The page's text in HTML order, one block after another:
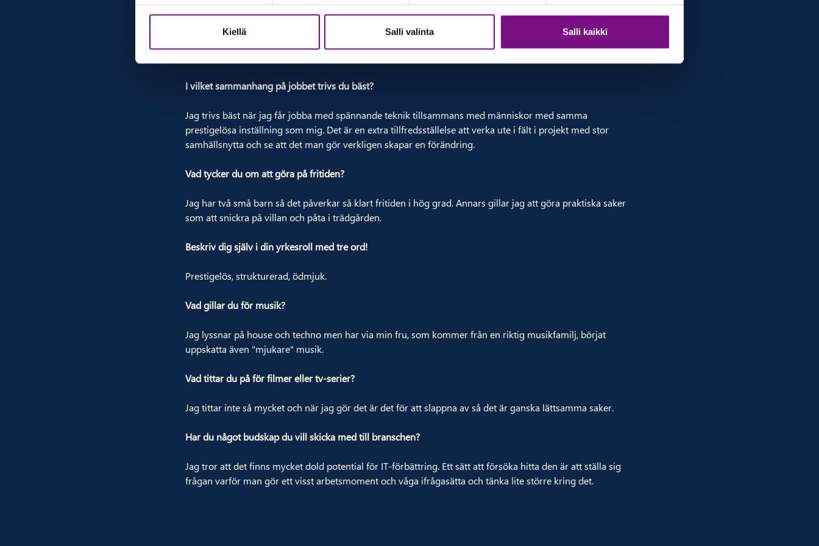
Kiellä Salli valinta Salli kaikki
men också naturligtvis skillnader, inte minst kulturskillnader i sättet att se på underhåll och felavhjälpning.
I vilket sammanhang på jobbet trivs du bäst?
Jag trivs bäst när jag får jobba med spännande teknik tillsammans med människor med samma
prestigelösa inställning som mig. Det är en extra tillfredsställelse att verka ute i fält i projekt med stor
samhällsnytta och se att det man gör verkligen skapar en förändring.
Vad tycker du om att göra på fritiden?
Jag har två små barn så det påverkar så klart fritiden i hög grad. Annars gillar jag att göra praktiska saker
som att snickra på villan och påta i trädgården.
Beskriv dig själv i din yrkesroll med tre ord!
Prestigelös, strukturerad, ödmjuk.
Vad gillar du för musik?
Jag lyssnar på house och techno men har via min fru, som kommer från en riktig musikfamilj, börjat
uppskatta även "mjukare" musik.
Vad tittar du på för filmer eller tv-serier?
Jag tittar inte så mycket och när jag gör det är det för att slappna av så det är ganska lättsamma saker.
Har du något budskap du vill skicka med till branschen?
Jag tror att det finns mycket dold potential för IT-förbättring. Ett sätt att försöka hitta den är att ställa sig
frågan varför man gör ett visst arbetsmoment och våga ifrågasätta och tänka lite större kring det.